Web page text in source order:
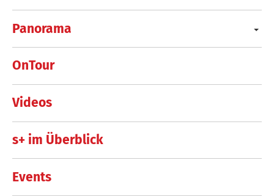
Panorama
OnTour
Videos
s+ im Überblick
Events